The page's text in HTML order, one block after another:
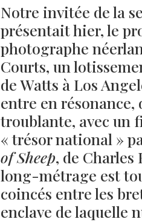
Notre invitée de la
présentait hier, le
photographe
Courts, un
de Watts à Los
entre en résonance,
troublante, avec un
« trésor national »
of Sheep, de Charles
long-métrage est
coincés entre les
enclave de laquelle